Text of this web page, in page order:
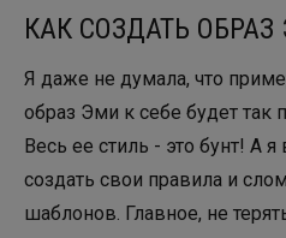
КАК СОЗДАТЬ
Я даже не думала, что
образ Эми к себе будет так
Весь ее стиль - это бунт! А я
создать свои правила и
шаблонов. Главное, не